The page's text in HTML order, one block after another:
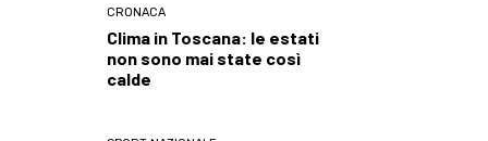
CRONACA
Clima in Toscana: le estati
non sono mai state così
calde